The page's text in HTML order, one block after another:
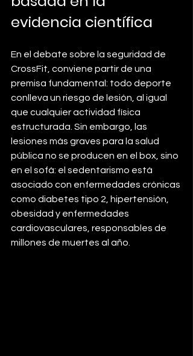
evidencia científica
En el debate sobre la seguridad de
CrossFit, conviene partir de una
premisa fundamental: todo deporte
conlleva un riesgo de lesión, al igual
que cualquier actividad física
estructurada. Sin embargo, las
lesiones más graves para la salud
pública no se producen en el box, sino
en el sofá: el sedentarismo está
asociado con enfermedades crónicas
como diabetes tipo 2, hipertensión,
obesidad y enfermedades
cardiovasculares, responsables de
millones de muertes al año.